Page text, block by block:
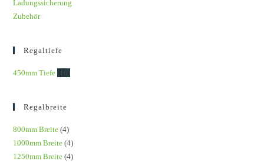
Ladungssicherung
Zubehör
Regaltiefe
450mm Tiefe (16)
Regalbreite
800mm Breite (4)
1000mm Breite (4)
1250mm Breite (4)